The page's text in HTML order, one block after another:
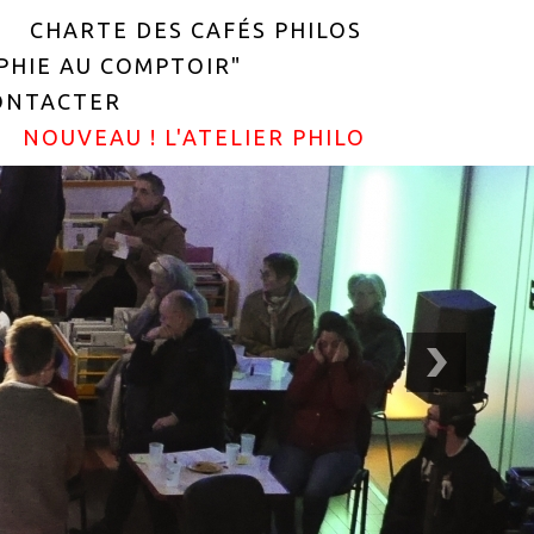
CHARTE DES CAFÉS PHILOS
AU COMPTOIR"
NOUVEAU ! L'ATELIER PHILO